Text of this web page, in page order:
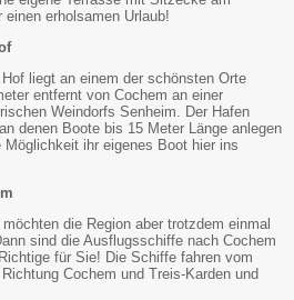
erholsamen Urlaub!
liegt an einem der schönsten Orte
entfernt von Cochem an einer
Weindorfs Senheim. Der Hafen
denen Boote bis 15 Meter Länge anlegen
ihr eigenes Boot hier ins
die Region aber trotzdem einmal
sind die Ausflugsschiffe nach Cochem
für Sie! Die Schiffe fahren vom
Cochem und Treis-Karden und